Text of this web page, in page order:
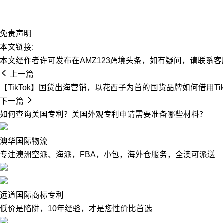
免责声明
本文链接:
本文经作者许可发布在AMZ123跨境头条，如有疑问，请联系客
上一篇
【TikTok】国货出海营销，以花西子为首的国货品牌如何借用
下一篇
如何查询美国专利？美国外观专利申请需要准备哪些材料？
澳华国际物流
专注澳洲空派、海派，FBA，小包，海外仓服务，全澳可派送
远道国际商标专利
低价是陷阱，10年经验，才是您性价比首选